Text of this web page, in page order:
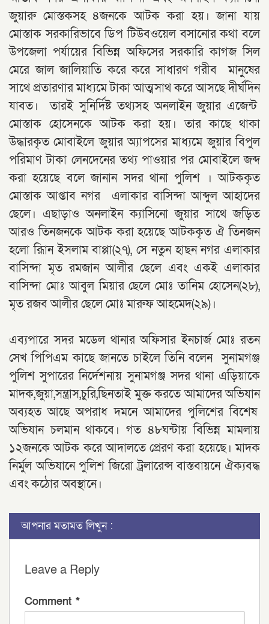
জুয়ারু মোস্তকসহ ৪জনকে আটক করা হয়। জানা যায়
মোস্তাক সরকারিভাবে ডিপ টিউবওয়েল বসানোর কথা বলে
উপজেলা পর্যায়ের বিভিন্ন অফিসের সরকারি কাগজ সিল
মেরে জাল জালিয়াতি করে করে সাধারণ গরীব মানুষের
সাথে প্রতারণার মাধ্যমে টাকা আত্মসাথ করে আসছে দীর্ঘদিন
যাবত। তারই সুনির্দিষ্ট তথ্যসহ অনলাইন জুয়ার এজেন্ট
মোস্তাক হোসেনকে আটক করা হয়। তার কাছে থাকা
উদ্ধারকৃত মোবাইলে জুয়ার অ্যাপসের মাধ্যমে জুয়ার বিপুল
পরিমাণ টাকা লেনদেনের তথ্য পাওয়ার পর মোবাইলে জব্দ
করা হয়েছে বলে জানান সদর থানা পুলিশ । আটককৃত
মোস্তাক আপ্তাব নগর এলাকার বাসিন্দা আব্দুল আহাদের
ছেলে। এছাড়াও অনলাইন ক্যাসিনো জুয়ার সাথে জড়িত
আরও তিনজনকে আটক করা হয়েছে আটককৃত ঐ তিনজন
হলো রাূিন ইসলাম বাপ্পা(২৭), সে নতুন হাছন নগর এলাকার
বাসিন্দা মৃত রমজান আলীর ছেলে এবং একই এলাকার
বাসিন্দা মোঃ আবুল মিয়ার ছেলে মোঃ তানিম হোসেন(২৮),
মৃত রজব আলীর ছেলে মোঃ মারুফ আহমেদ(২৯)।
‎এব্যপারে সদর মডেল থানার অফিসার ইনচার্জ মোঃ রতন
সেখ পিপিএম কাছে জানতে চাইলে তিনি বলেন সুনামগঞ্জ
পুলিশ সুপারের নির্দেশনায় সুনামগঞ্জ সদর থানা এড়িয়াকে
মাদক,জুয়া,সন্ত্রাস,চুরি,ছিনতাই মুক্ত করতে আমাদের অভিযান
অব্যহত আছে অপরাধ দমনে আমাদের পুলিশের বিশেষ
অভিযান চলমান থাকবে। গত ৪৮ঘন্টায় বিভিন্ন মামলায়
১২জনকে আটক করে আদালতে প্রেরণ করা হয়েছে। মাদক
নির্মুল অভিযানে পুলিশ জিরো ট্রলারেন্স বাস্তবায়নে ঐক্যবদ্ধ
এবং কঠোর অবস্থানে।
আপনার মতামত লিখুন :
Leave a Reply
Comment *